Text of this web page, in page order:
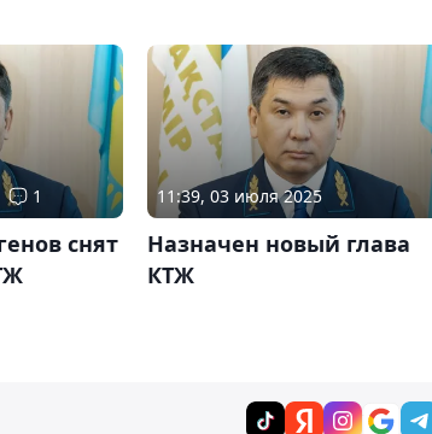
1
снят
11:39, 03 июля 2025
Назначен новый глава
КТЖ